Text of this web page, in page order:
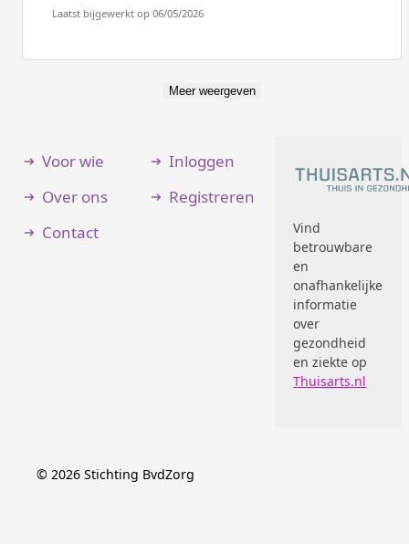
Laatst bijgewerkt op 06/05/2026
Meer weergeven
Voor wie
Over ons
Contact
Inloggen
Registreren
Vind
betrouwbare
en
onafhankelijke
informatie
over
gezondheid
en ziekte op
Thuisarts.nl
© 2026 Stichting BvdZorg